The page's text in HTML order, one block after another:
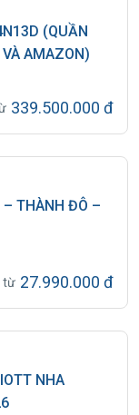
2 tấm hình 4x6 ,
khi xuất nhập
động đất… Sự cố
kiện có thể (sau
visa….và không
nào khác).
suốt chương trình
kỹ chương trình,
tiếp đến đăng ký
vui lòng tìm hiểu
(QUẦN
AMAZON)
339.500.000 đ
– THÀNH ĐÔ –
từ 27.990.000 đ
NHA